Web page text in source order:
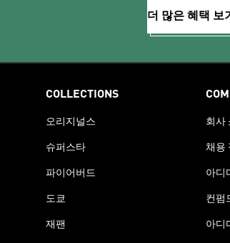
더 많은 혜택 보
COLLECTIONS
오리지널스
슈퍼스타
파이어버드
도쿄
재팬
회사
채용
아디
컨펌
아디